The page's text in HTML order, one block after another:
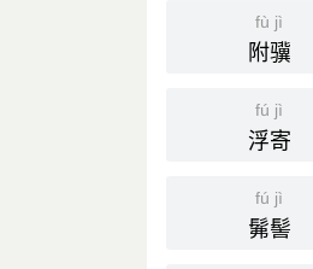
fù jì
附骥
fú jì
浮寄
fú jì
髴髻